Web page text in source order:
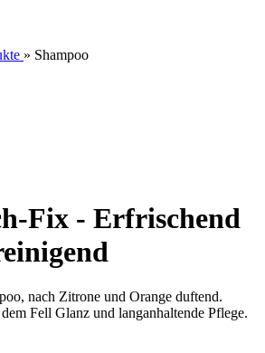
» Shampoo
Fix - Erfrischend
nach Zitrone und Orange duftend.
Fell Glanz und langanhaltende Pflege.